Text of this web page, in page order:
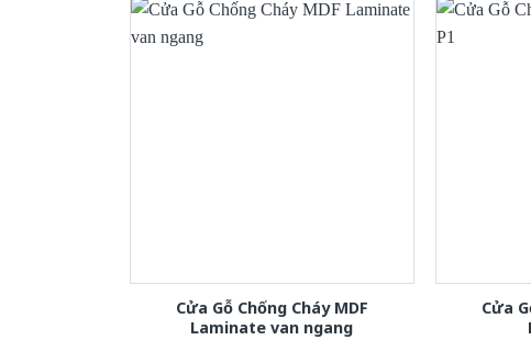
Cửa Gỗ Chống Cháy MDF
Laminate van ngang
Cửa